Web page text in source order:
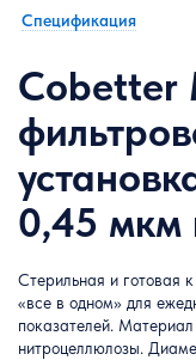
Спецификация
Cobetter
0,45 мкм
Стерильная и готовая
«все в одном» для
показателей.
нитроцеллюлозы.